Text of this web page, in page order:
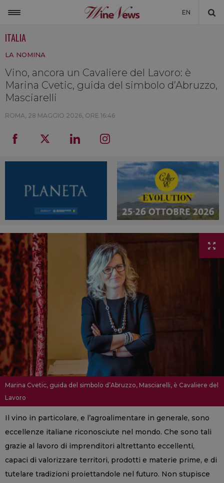
EN
NON SOLO VINO
LA CANTINA DI WINENEWS
DICONO DI NOI
ITALIA
LA NOMINA
Vino, ancora un Cavaliere del Lavoro: è
Marina Cvetic, guida del simbolo d’Abruzzo,
Masciarelli
ROMA, 28 MAGGIO 2026, ORE 16:46
Marina Cvetic, guida del simbolo d’Abruzzo, Masciarelli, è Cavaliere del
Lavoro
Il vino in particolare, e l’agroalimentare in generale, sono
eccellenze italiane riconosciute nel mondo. Che sono tali
grazie al lavoro di imprenditori altrettanto eccellenti,
capaci di valorizzare territori, prodotti e materie prime, e di
tutelare tradizioni proiettandole nel futuro. Non stupisce